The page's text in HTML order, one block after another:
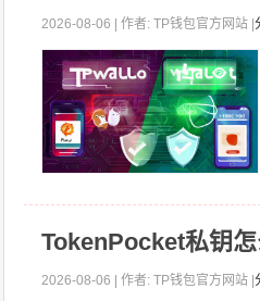
2026-08-06 | 作者: TP钱包官方网站 |
TokenPocket私钥
2026-08-06 | 作者: TP钱包官方网站 |